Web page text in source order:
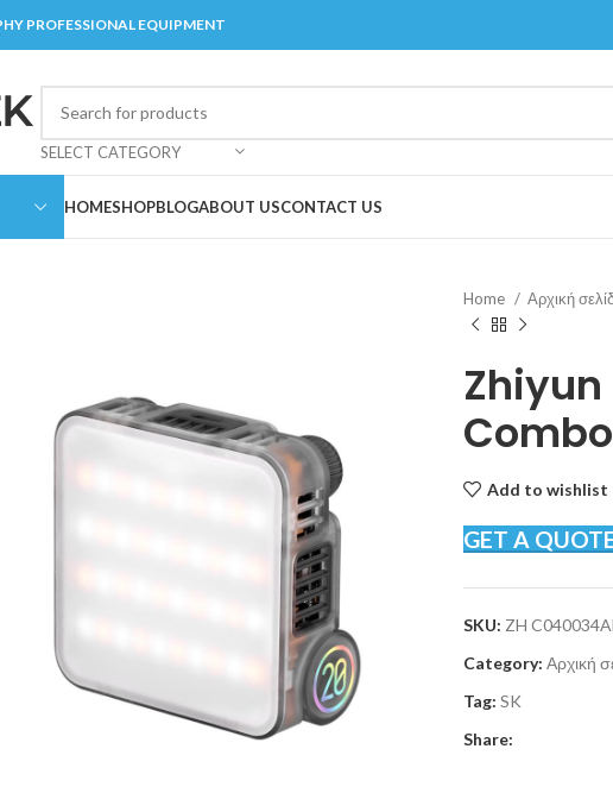
PROFESSIONAL EQUIPMENT
SELECT CATEGORY
HOMESHOPBLOGABOUT USCONTACT US
Home Αρχική
Zhiyun
Combo
Add to wishlist
GET A
SKU: ZH
Category: Αρχική
Tag: SK
Share: